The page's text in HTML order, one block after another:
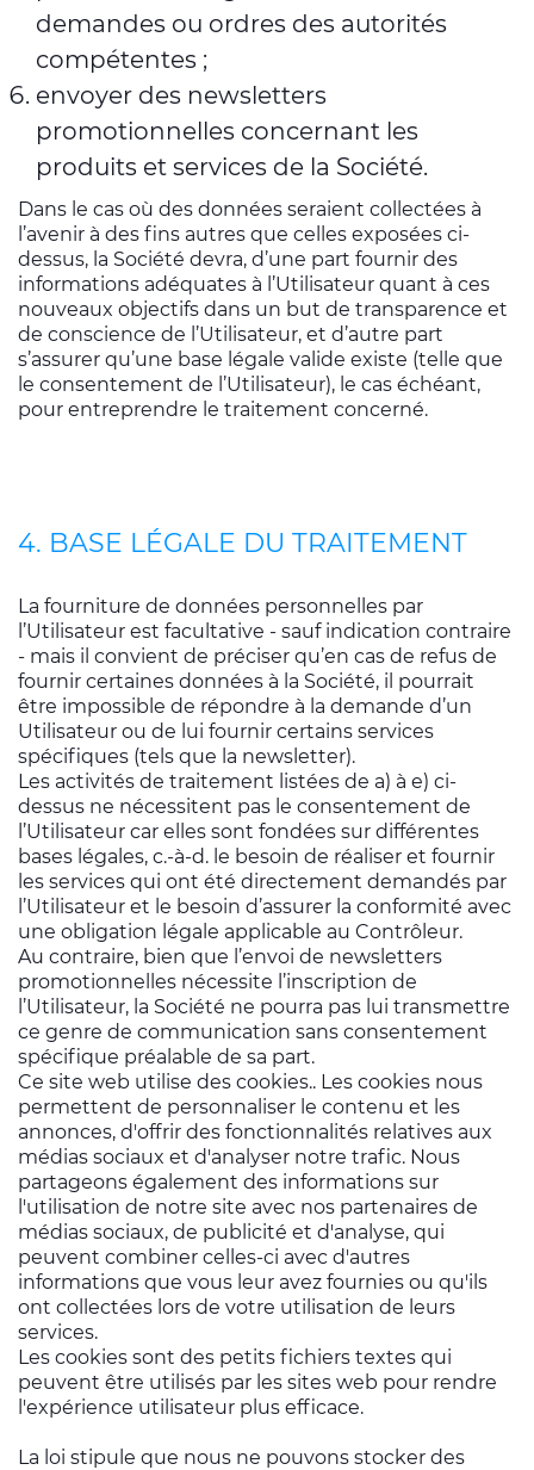
demandes ou ordres des autorités
compétentes ;
envoyer des newsletters
promotionnelles concernant les
produits et services de la Société.
Dans le cas où des données seraient collectées à
l’avenir à des fins autres que celles exposées ci-
dessus, la Société devra, d’une part fournir des
informations adéquates à l’Utilisateur quant à ces
nouveaux objectifs dans un but de transparence et
de conscience de l’Utilisateur, et d’autre part
s’assurer qu’une base légale valide existe (telle que
le consentement de l’Utilisateur), le cas échéant,
pour entreprendre le traitement concerné.
4. BASE LÉGALE DU TRAITEMENT
La fourniture de données personnelles par
l’Utilisateur est facultative - sauf indication contraire
- mais il convient de préciser qu’en cas de refus de
fournir certaines données à la Société, il pourrait
être impossible de répondre à la demande d’un
Utilisateur ou de lui fournir certains services
spécifiques (tels que la newsletter).
Les activités de traitement listées de a) à e) ci-
dessus ne nécessitent pas le consentement de
l’Utilisateur car elles sont fondées sur différentes
bases légales, c.-à-d. le besoin de réaliser et fournir
les services qui ont été directement demandés par
l’Utilisateur et le besoin d’assurer la conformité avec
une obligation légale applicable au Contrôleur.
Au contraire, bien que l’envoi de newsletters
promotionnelles nécessite l’inscription de
l’Utilisateur, la Société ne pourra pas lui transmettre
ce genre de communication sans consentement
spécifique préalable de sa part.
Ce site web utilise des cookies.. Les cookies nous
permettent de personnaliser le contenu et les
annonces, d'offrir des fonctionnalités relatives aux
médias sociaux et d'analyser notre trafic. Nous
partageons également des informations sur
l'utilisation de notre site avec nos partenaires de
médias sociaux, de publicité et d'analyse, qui
peuvent combiner celles-ci avec d'autres
informations que vous leur avez fournies ou qu'ils
ont collectées lors de votre utilisation de leurs
services.
Les cookies sont des petits fichiers textes qui
peuvent être utilisés par les sites web pour rendre
l'expérience utilisateur plus efficace.
La loi stipule que nous ne pouvons stocker des